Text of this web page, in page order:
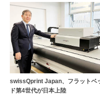
swissQprint Japan、フラットベ
ド第4世代が日本上陸